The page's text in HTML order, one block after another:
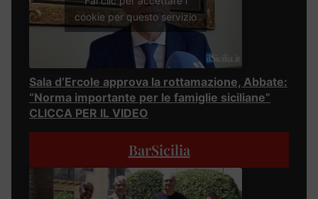
cookie per questo servizio
Sala d’Ercole approva la rottamazione, Abbate:
“Norma importante per le famiglie siciliane”
CLICCA PER IL VIDEO
BarSicilia